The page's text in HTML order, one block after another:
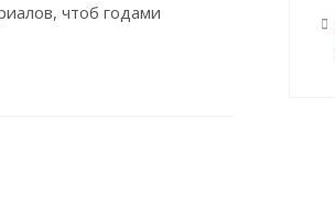
чтоб годами